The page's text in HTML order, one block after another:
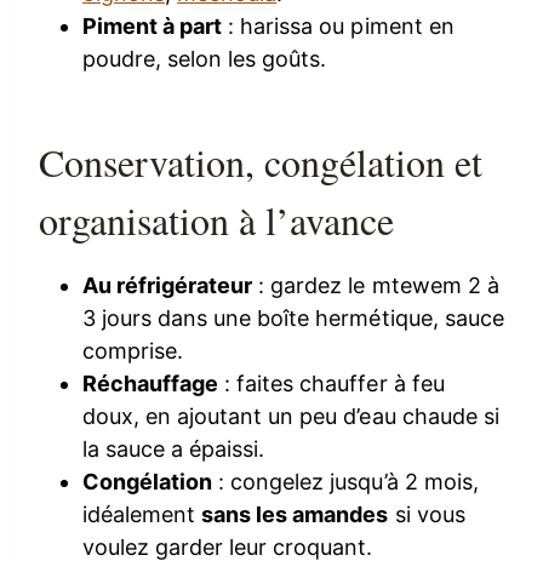
Piment à part : harissa ou piment en
poudre, selon les goûts.
Conservation, congélation et
organisation à l’avance
Au réfrigérateur : gardez le mtewem 2 à
3 jours dans une boîte hermétique, sauce
comprise.
Réchauffage : faites chauffer à feu
doux, en ajoutant un peu d’eau chaude si
la sauce a épaissi.
Congélation : congelez jusqu’à 2 mois,
idéalementsans les amandes si vous
voulez garder leur croquant.